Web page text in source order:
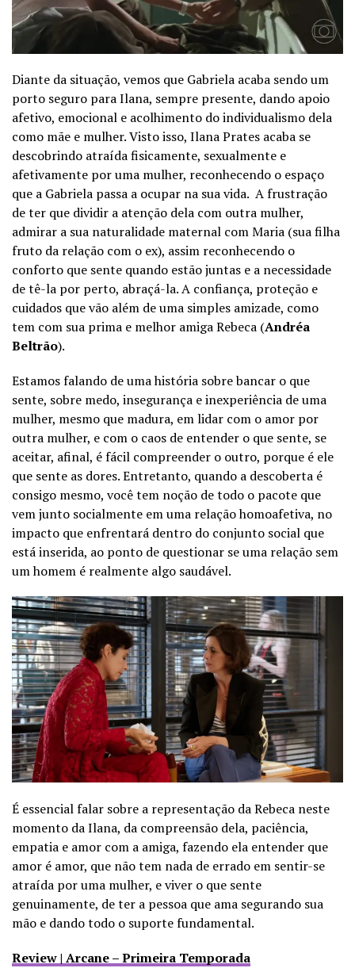
Diante da situação, vemos que Gabriela acaba sendo um
porto seguro para Ilana, sempre presente, dando apoio
afetivo, emocional e acolhimento do individualismo dela
como mãe e mulher. Visto isso, Ilana Prates acaba se
descobrindo atraída fisicamente, sexualmente e
afetivamente por uma mulher, reconhecendo o espaço
que a Gabriela passa a ocupar na sua vida. A frustração
de ter que dividir a atenção dela com outra mulher,
admirar a sua naturalidade maternal com Maria (sua filha
fruto da relação com o ex), assim reconhecendo o
conforto que sente quando estão juntas e a necessidade
de tê-la por perto, abraçá-la. A confiança, proteção e
cuidados que vão além de uma simples amizade, como
tem com sua prima e melhor amiga Rebeca (Andréa
Beltrão).
Estamos falando de uma história sobre bancar o que
sente, sobre medo, insegurança e inexperiência de uma
mulher, mesmo que madura, em lidar com o amor por
outra mulher, e com o caos de entender o que sente, se
aceitar, afinal, é fácil compreender o outro, porque é ele
que sente as dores. Entretanto, quando a descoberta é
consigo mesmo, você tem noção de todo o pacote que
vem junto socialmente em uma relação homoafetiva, no
impacto que enfrentará dentro do conjunto social que
está inserida, ao ponto de questionar se uma relação sem
um homem é realmente algo saudável.
É essencial falar sobre a representação da Rebeca neste
momento da Ilana, da compreensão dela, paciência,
empatia e amor com a amiga, fazendo ela entender que
amor é amor, que não tem nada de errado em sentir-se
atraída por uma mulher, e viver o que sente
genuinamente, de ter a pessoa que ama segurando sua
mão e dando todo o suporte fundamental.
Review | Arcane – Primeira Temporada